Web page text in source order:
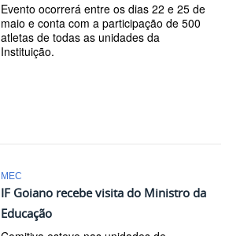
Evento ocorrerá entre os dias 22 e 25 de
maio e conta com a participação de 500
atletas de todas as unidades da
Instituição.
MEC
IF Goiano recebe visita do Ministro da
Educação